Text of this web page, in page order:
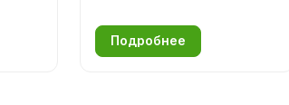
Подробнее